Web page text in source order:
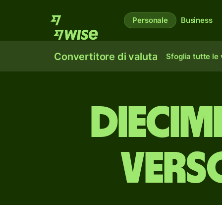
Personale Business
Convertitore di valuta Sfoglia tutte le